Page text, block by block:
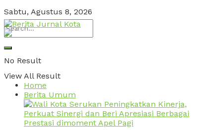
Sabtu, Agustus 8, 2026
No Result
View All Result
Home
Berita Umum